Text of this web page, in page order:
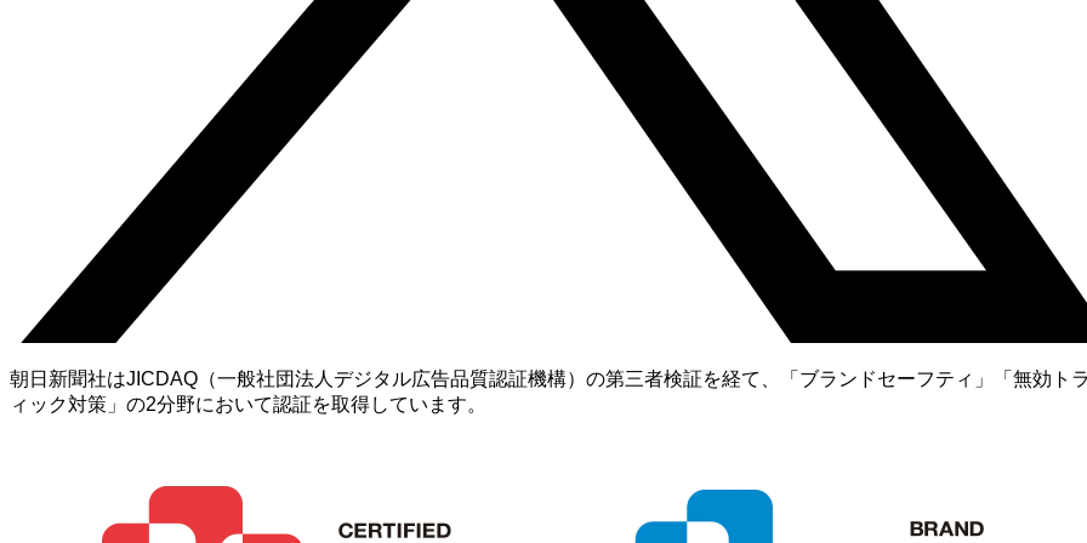
朝日新聞社はJICDAQ（一般社団法人デジタル広告品質認証機構）の第三者検証を経て、「ブランドセーフティ」「無効ト
ィック対策」の2分野において認証を取得しています。